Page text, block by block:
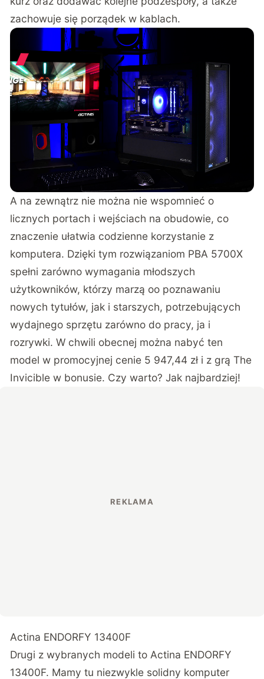
zachowuje się porządek w kablach.
A na zewnątrz nie można nie wspomnieć o
licznych portach i wejściach na obudowie, co
znaczenie ułatwia codzienne korzystanie z
komputera. Dzięki tym rozwiązaniom PBA 5700X
spełni zarówno wymagania młodszych
użytkowników, którzy marzą oo poznawaniu
nowych tytułów, jak i starszych, potrzebujących
wydajnego sprzętu zarówno do pracy, ja i
rozrywki. W chwili obecnej można nabyć ten
model w promocyjnej cenie 5 947,44 zł i z grą The
Invicible w bonusie. Czy warto? Jak najbardziej!
Actina ENDORFY 13400F
Drugi z wybranych modeli to Actina ENDORFY
13400F. Mamy tu niezwykle solidny komputer